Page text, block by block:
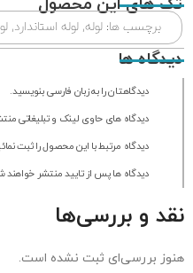
تگ های این محصول
برچسب ها: لوله, لوله استاندارد,
دیدگاه ها
دیدگاهتان را به زبان فارسی بنویسید.
دیدگاه های حاوی لینک و تبلیغاتی
دیدگاه مرتبط با این محصول را ثبت
دیدگاه ها پس از تایید منتشر خواهند
نقد و بررسی‌ها
هنوز بررسی‌ای ثبت نشده است.